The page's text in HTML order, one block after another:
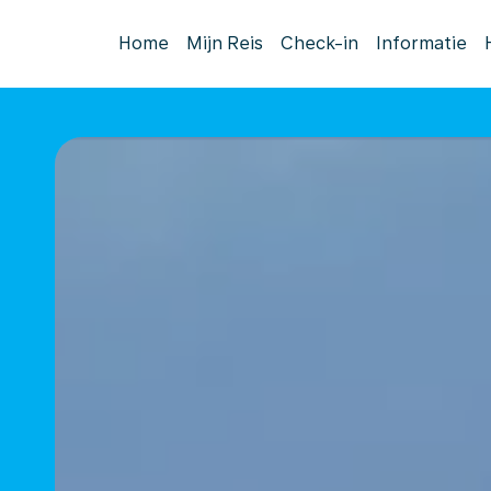
Home Mijn Reis Check-in Informatie